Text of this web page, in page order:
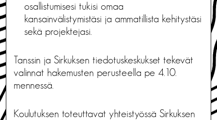
osallistumisesi tukisi omaa
kansainvälistymistäsi ja ammatillista kehitystäsi
sekä projektejasi.
Tanssin ja Sirkuksen tiedotuskeskukset tekevät
valinnat hakemusten perusteella pe 4.10.
mennessä.
Koulutuksen toteuttavat yhteistyössä Sirkuksen